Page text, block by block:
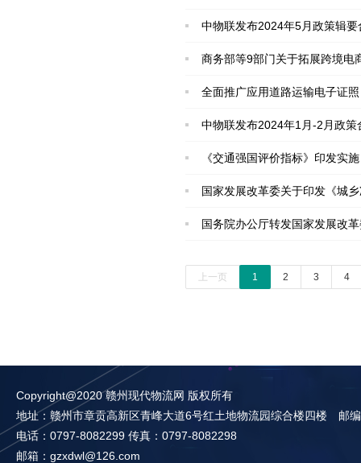
中物联发布2024年5月政策辑要
商务部等9部门关于拓展跨境电
全面推广应用道路运输电子证
中物联发布2024年1月-2月政策
《交通强国评价指标》印发实施
国家发展改革委关于印发《城
国务院办公厅转发国家发展改
上一页 1 2 3 4
Copyright@2020 赣州现代物流网 版权所有
地址：赣州市章贡高新区青峰大道6号红土地物流园综合楼四楼 邮
电话：0797-8082299 传真：0797-8082298
邮箱：gzxdwl@126.com